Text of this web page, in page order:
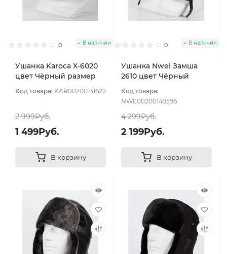
0 В наличии
Ушанка Karoca X-6020
цвет Чёрный размер
Код товара: KAR00200131622
2 999Руб.
1 499Руб.
В корзину
0 В наличии
Ушанка Nwei Замша
2610 цвет Чёрный
Код товара:
NWE00200149596
4 299Руб.
2 199Руб.
В корзину